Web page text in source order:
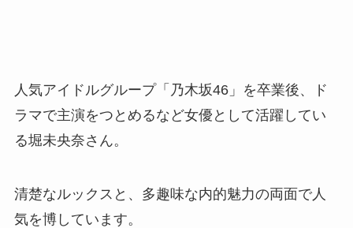
人気アイドルグループ「乃木坂46」を卒業後、ド
ラマで主演をつとめるなど女優として活躍してい
る堀未央奈さん。
清楚なルックスと、多趣味な内的魅力の両面で人
気を博しています。